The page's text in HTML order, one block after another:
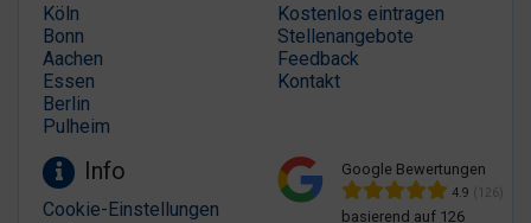
Köln
Bonn
Aachen
Essen
Berlin
Pulheim
Kostenlos eintragen
Stellenangebote
Feedback
Kontakt
Info
Cookie-Einstellungen
Google Bewertungen
4.9 (126)
basierend auf 126